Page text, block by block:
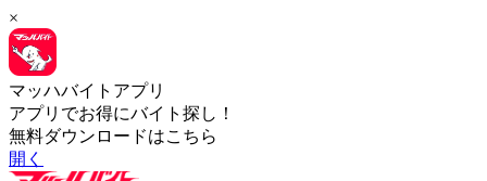
×
マッハバイトアプリ
アプリでお得にバイト探し！
無料ダウンロードはこちら
開く